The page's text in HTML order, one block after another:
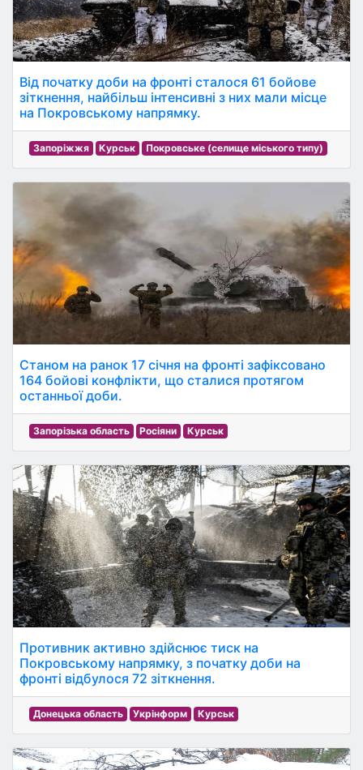
Від початку доби на фронті сталося 61 бойове
зіткнення, найбільш інтенсивні з них мали місце
на Покровському напрямку.
Запоріжжя Курськ Покровське (селище міського типу)
Станом на ранок 17 січня на фронті зафіксовано
164 бойові конфлікти, що сталися протягом
останньої доби.
Запорізька область Росіяни Курськ
Противник активно здійснює тиск на
Покровському напрямку, з початку доби на
фронті відбулося 72 зіткнення.
Донецька область Укрінформ Курськ